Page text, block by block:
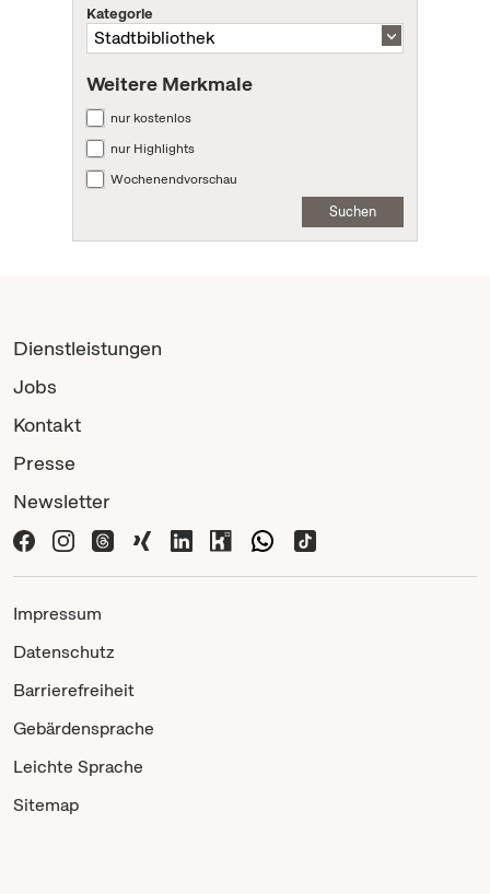
Kategorie
Weitere Merkmale
nur kostenlos
nur Highlights
Wochenendvorschau
Suchen
Dienstleistungen
Jobs
Kontakt
Presse
Newsletter
Impressum
Datenschutz
Barrierefreiheit
Gebärdensprache
Leichte Sprache
Sitemap